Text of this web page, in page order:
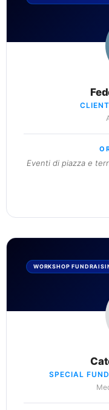
Eventi di piazza e
WORKSHOP
SPECIAL